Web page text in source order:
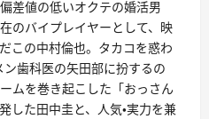
差値の低いオクテの婚活男
のバイプレイヤーとして、映
この中村倫也。タカコを惑わ
ン歯科医の矢田部に扮するの
ムを巻き起こした「おっさん
した田中圭と、人気・実力を兼